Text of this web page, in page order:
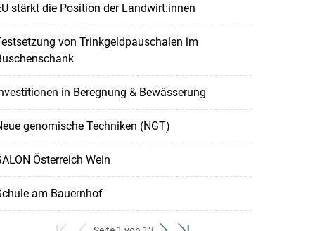
stärkt die Position der Landwirt:innen
von Trinkgeldpauschalen im
in Beregnung & Bewässerung
genomische Techniken (NGT)
Österreich Wein
am Bauernhof